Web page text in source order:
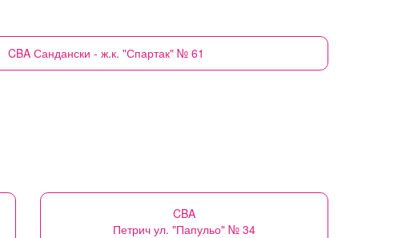
CBA Сандански - ж.к. "Спартак" № 61
CBA
Петрич ул. "Папульо" № 34